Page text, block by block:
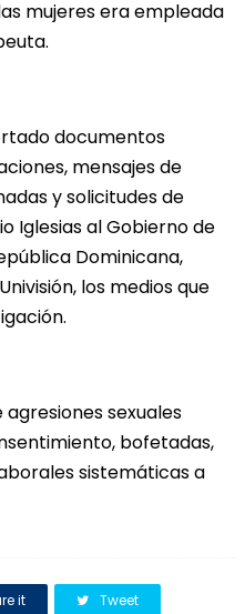
mujeres era empleada
documentos
mensajes de
y solicitudes de
Iglesias al Gobierno de
Dominicana,
los medios que
sexuales
bofetadas,
sistemáticas a
it Tweet